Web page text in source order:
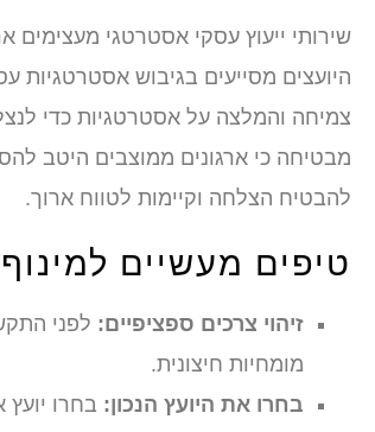
שירותי ייעוץ עסקי אסטרטגי מעצימים
היועצים מסייעים בגיבוש אסטרטגיות
צמיחה והמלצה על אסטרטגיות כדי
מבטיחה כי ארגונים ממוצבים היטב
להבטיח הצלחה וקיימות לטווח ארוך.
טיפים מעשיים
זיהוי צרכים ספציפיים: לפני
מומחיות חיצונית.
בחרו את היועץ הנכון: בחרו